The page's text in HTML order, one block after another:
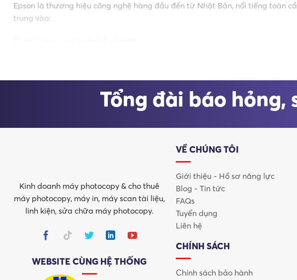
Epson là thương hiệu công nghệ hàng đầu đến từ Nhật Bản, nổi tiếng toàn
trung vào:
Tương thích mạnh mẽ với hệ thống văn phòng hiện đại
Tổng đài báo hỏng,
Kinh doanh máy photocopy & cho thuê
máy photocopy, máy in, máy scan tài liệu,
linh kiện, sửa chữa máy photocopy.
WEBSITE CÙNG HỆ THỐNG
VỀ CHÚNG TÔI
Giới thiệu - Hồ sơ năng lực
Blog - Tin tức
FAQs
Tuyển dụng
Liên hệ
CHÍNH SÁCH
Chính sách bảo hành